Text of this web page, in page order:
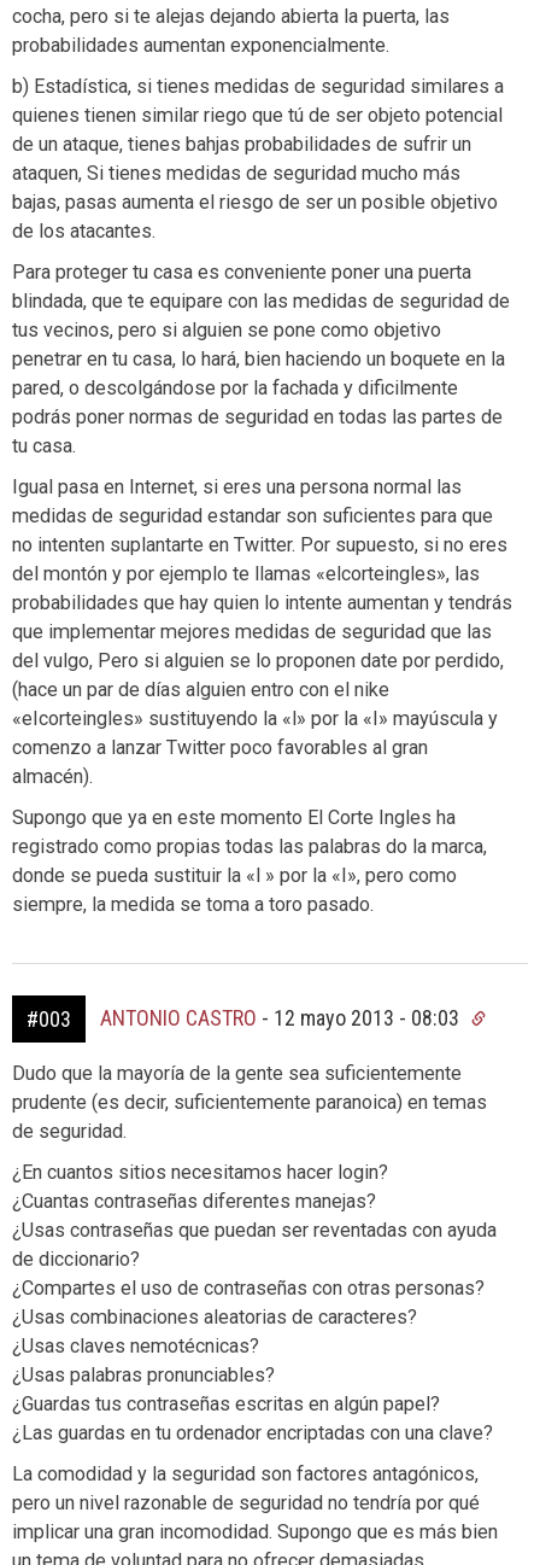
cocha, pero si te alejas dejando abierta la puerta, las
probabilidades aumentan exponencialmente.
b) Estadística, si tienes medidas de seguridad similares a
quienes tienen similar riego que tú de ser objeto potencial
de un ataque, tienes bahjas probabilidades de sufrir un
ataquen, Si tienes medidas de seguridad mucho más
bajas, pasas aumenta el riesgo de ser un posible objetivo
de los atacantes.
Para proteger tu casa es conveniente poner una puerta
blindada, que te equipare con las medidas de seguridad de
tus vecinos, pero si alguien se pone como objetivo
penetrar en tu casa, lo hará, bien haciendo un boquete en la
pared, o descolgándose por la fachada y dificilmente
podrás poner normas de seguridad en todas las partes de
tu casa.
Igual pasa en Internet, si eres una persona normal las
medidas de seguridad estandar son suficientes para que
no intenten suplantarte en Twitter. Por supuesto, si no eres
del montón y por ejemplo te llamas «elcorteingles», las
probabilidades que hay quien lo intente aumentan y tendrás
que implementar mejores medidas de seguridad que las
del vulgo, Pero si alguien se lo proponen date por perdido,
(hace un par de días alguien entro con el nike
«eIcorteingles» sustituyendo la «l» por la «I» mayúscula y
comenzo a lanzar Twitter poco favorables al gran
almacén).
Supongo que ya en este momento El Corte Ingles ha
registrado como propias todas las palabras do la marca,
donde se pueda sustituir la «l » por la «I», pero como
siempre, la medida se toma a toro pasado.
#003 ANTONIO CASTRO - 12 mayo 2013 - 08:03
Dudo que la mayoría de la gente sea suficientemente
prudente (es decir, suficientemente paranoica) en temas
de seguridad.
¿En cuantos sitios necesitamos hacer login?
¿Cuantas contraseñas diferentes manejas?
¿Usas contraseñas que puedan ser reventadas con ayuda
de diccionario?
¿Compartes el uso de contraseñas con otras personas?
¿Usas combinaciones aleatorias de caracteres?
¿Usas claves nemotécnicas?
¿Usas palabras pronunciables?
¿Guardas tus contraseñas escritas en algún papel?
¿Las guardas en tu ordenador encriptadas con una clave?
La comodidad y la seguridad son factores antagónicos,
pero un nivel razonable de seguridad no tendría por qué
implicar una gran incomodidad. Supongo que es más bien